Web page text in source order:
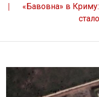
«Бавовна» в